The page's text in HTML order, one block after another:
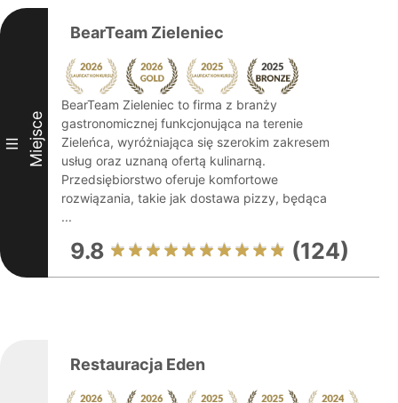
III Miejsce
BearTeam Zieleniec
BearTeam Zieleniec to firma z branży
gastronomicznej funkcjonująca na terenie
Zieleńca, wyróżniająca się szerokim zakresem
usług oraz uznaną ofertą kulinarną.
Przedsiębiorstwo oferuje komfortowe
rozwiązania, takie jak dostawa pizzy, będąca
...
9.8 (124)
Restauracja Eden